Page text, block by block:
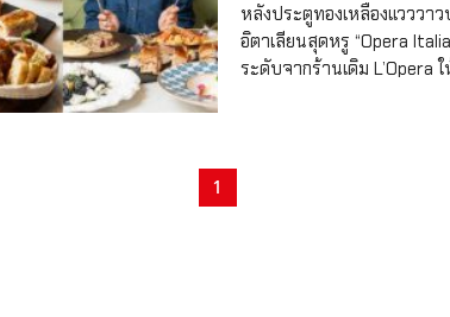
หลังประตูทองเหลืองแวววา
อิตาเลียนสุดหรู “Opera
ระดับจากร้านเดิม L’Opera
1